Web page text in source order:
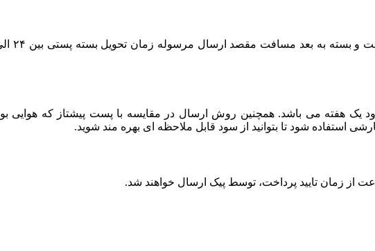
هفته می باشد. همچنین روش ارسال در مقایسه با پست پیشتاز که هوایی
شود تا بتوانید از سود قابل ملاحظه ای بهره مند شوید.